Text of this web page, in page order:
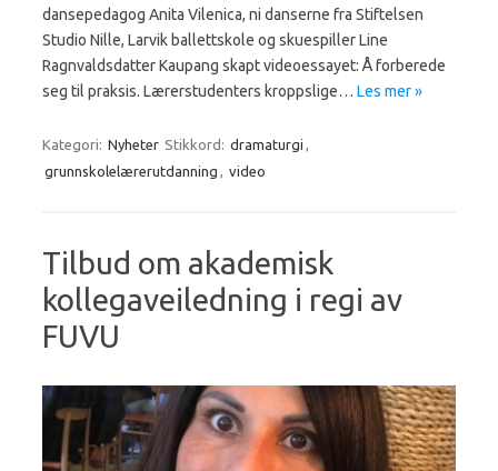
dansepedagog Anita Vilenica, ni danserne fra Stiftelsen
Studio Nille, Larvik ballettskole og skuespiller Line
Ragnvaldsdatter Kaupang skapt videoessayet: Å forberede
seg til praksis. Lærerstudenters kroppslige… Les mer »
Kategori: Nyheter Stikkord: dramaturgi ,
grunnskolelærerutdanning , video
Tilbud om akademisk
kollegaveiledning i regi av
FUVU